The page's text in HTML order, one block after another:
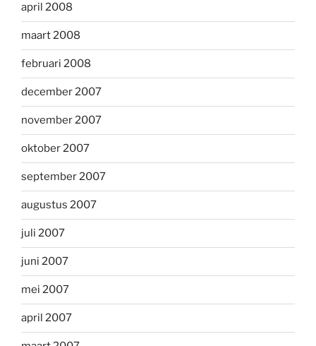
april 2008
maart 2008
februari 2008
december 2007
november 2007
oktober 2007
september 2007
augustus 2007
juli 2007
juni 2007
mei 2007
april 2007